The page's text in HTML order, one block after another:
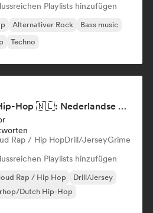
Playlists hinzufügen
Alternativer Rock
Bass music
Techno
Best of NL Hip-Hop 🇳🇱: Nederlandse Rap & Dutch Hip-Hop Hits
Rap / Hip HopDrill/JerseyGrime
Playlists hinzufügen
Rap / Hip Hop
Drill/Jersey
Dutch Hip-Hop